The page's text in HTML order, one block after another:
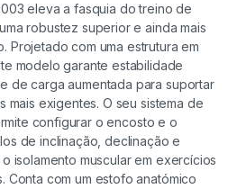
eleva a fasquia do treino de
robustez superior e ainda mais
Projetado com uma estrutura em
modelo garante estabilidade
de carga aumentada para suportar
mais exigentes. O seu sistema de
configurar o encosto e o
de inclinação, declinação e
isolamento muscular em exercícios
Conta com um estofo anatómico